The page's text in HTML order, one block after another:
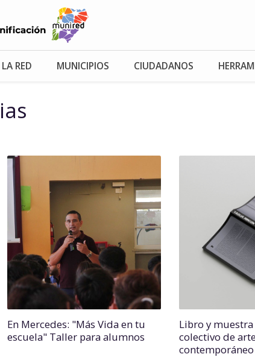
RED MUNICIPIOS CIUDADANOS
En Mercedes: "Más Vida en tu
escuela" Taller para alumnos
Libro y
colectivo de
contemporáneo